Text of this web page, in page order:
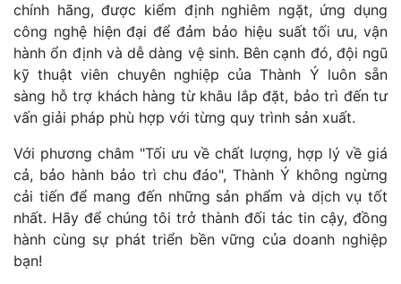
chính hãng, được kiểm định nghiêm ngặt, ứng dụng
công nghệ hiện đại để đảm bảo hiệu suất tối ưu, vận
hành ổn định và dễ dàng vệ sinh. Bên cạnh đó, đội ngũ
kỹ thuật viên chuyên nghiệp của Thành Ý luôn sẵn
sàng hỗ trợ khách hàng từ khâu lắp đặt, bảo trì đến tư
vấn giải pháp phù hợp với từng quy trình sản xuất.
Với phương châm "Tối ưu về chất lượng, hợp lý về giá
cả, bảo hành bảo trì chu đáo", Thành Ý không ngừng
cải tiến để mang đến những sản phẩm và dịch vụ tốt
nhất. Hãy để chúng tôi trở thành đối tác tin cậy, đồng
hành cùng sự phát triển bền vững của doanh nghiệp
bạn!